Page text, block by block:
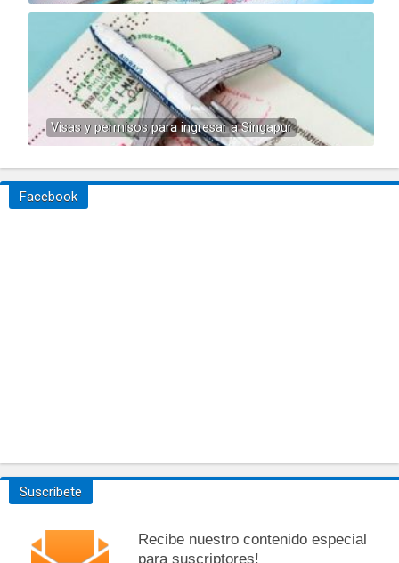
Visas y permisos para ingresar a Singapur
Facebook
Suscríbete
Recibe nuestro contenido especial
para suscriptores!